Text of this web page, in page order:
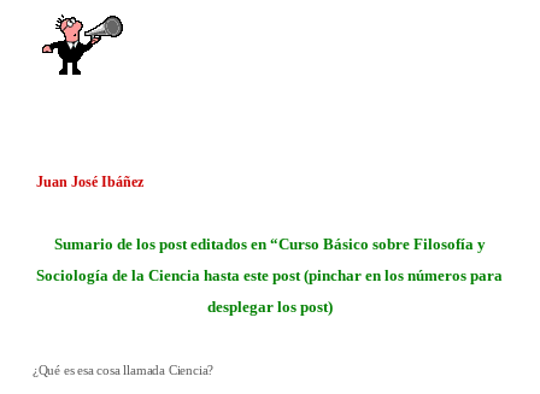
Juan José Ibáñez
Sumario de los post editados en “Curso Básico sobre Filosofía y
Sociología de la Ciencia hasta este post (pinchar en los números para
desplegar los post)
¿Qué es esa cosa llamada Ciencia?